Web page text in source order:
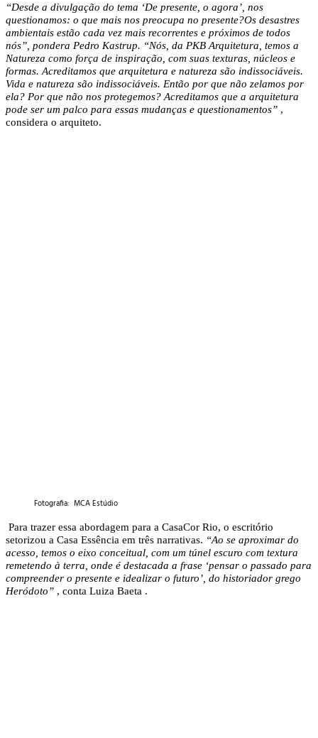
“Desde a divulgação do tema ‘De presente, o agora’, nos
questionamos: o que mais nos preocupa no presente?Os desastres
ambientais estão cada vez mais recorrentes e próximos de todos
nós”, pondera Pedro Kastrup. “Nós, da PKB Arquitetura, temos a
Natureza como força de inspiração, com suas texturas, núcleos e
formas. Acreditamos que arquitetura e natureza são indissociáveis.
Vida e natureza são indissociáveis. Então por que não zelamos por
ela? Por que não nos protegemos? Acreditamos que a arquitetura
pode ser um palco para essas mudanças e questionamentos” ,
considera o arquiteto.
Fotografia: MCA Estúdio
Para trazer essa abordagem para a CasaCor Rio, o escritório
setorizou a Casa Essência em três narrativas. “Ao se aproximar do
acesso, temos o eixo conceitual, com um túnel escuro com textura
remetendo à terra, onde é destacada a frase ‘pensar o passado para
compreender o presente e idealizar o futuro’, do historiador grego
Heródoto” , conta Luiza Baeta .